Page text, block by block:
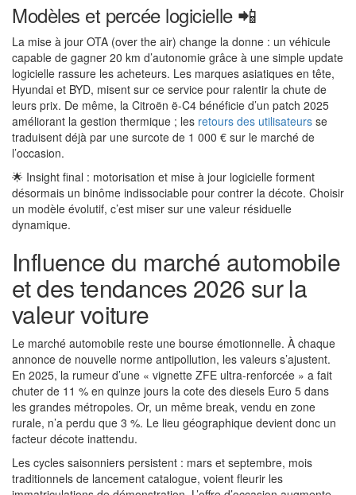
Modèles et percée logicielle 📲
La mise à jour OTA (over the air) change la donne : un véhicule
capable de gagner 20 km d’autonomie grâce à une simple update
logicielle rassure les acheteurs. Les marques asiatiques en tête,
Hyundai et BYD, misent sur ce service pour ralentir la chute de
leurs prix. De même, la Citroën ë-C4 bénéficie d’un patch 2025
améliorant la gestion thermique ; les retours des utilisateurs se
traduisent déjà par une surcote de 1 000 € sur le marché de
l’occasion.
🌟 Insight final : motorisation et mise à jour logicielle forment
désormais un binôme indissociable pour contrer la décote. Choisir
un modèle évolutif, c’est miser sur une valeur résiduelle
dynamique.
Influence du marché automobile
et des tendances 2026 sur la
valeur voiture
Le marché automobile reste une bourse émotionnelle. À chaque
annonce de nouvelle norme antipollution, les valeurs s’ajustent.
En 2025, la rumeur d’une « vignette ZFE ultra-renforcée » a fait
chuter de 11 % en quinze jours la cote des diesels Euro 5 dans
les grandes métropoles. Or, un même break, vendu en zone
rurale, n’a perdu que 3 %. Le lieu géographique devient donc un
facteur décote inattendu.
Les cycles saisonniers persistent : mars et septembre, mois
traditionnels de lancement catalogue, voient fleurir les